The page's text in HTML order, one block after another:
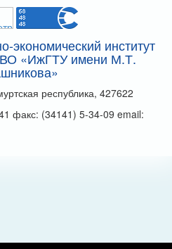
экономический институт
«ИжГТУ имени М.Т.
республика, 427622
факс: (34141) 5-34-09 email: